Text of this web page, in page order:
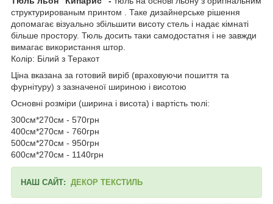
структурированым принтом . Таке дизайнерське рішення
допомагає візуально збільшити висоту стель і надає кімнаті
більше простору. Тюль досить таки самодостатня і не завжди
вимагає використання штор.
Колір: Білий з Теракот
Ціна вказана за готовий виріб (враховуючи пошиття та
фурнітуру) з зазначеної шириною і висотою
Основні розміри (ширина і висота) і вартість тюлі:
300см*270см - 570грн
400см*270см - 760грн
500см*270см - 950грн
600см*270см - 1140грн
НАШ САЙТ: ДЕКОР ТЕКСТИЛЬ